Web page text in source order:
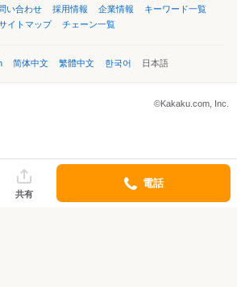
い合わせ 採用情報 企業情報
キーワード一覧
イトマップ
チェーン一覧
简体中文 繁體中文 한국어 日本語
©Kakaku.com, Inc.
共有
電話